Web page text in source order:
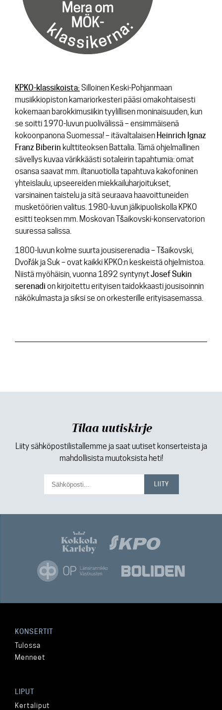
KPKO-klassikoista: Silloinen Keski-Pohjanmaan
musiikkiopiston kamariorkesteri pääsi omakohtaisesti
kokemaan barokkimusiikin tyylillisen moninaisuuden, kun
se soitti 1970-luvun puolivälissä – ensimmäisenä
kokoonpanona Suomessa! – itävaltalaisen Heinrich Ignaz
Franz Biberin kulttiteoksen Battalia. Tämä ohjelmallinen
sävellys kuvaa värikkäästi sotaleirin tapahtumia: omat
osansa saavat mm. iltanuotiolla tapahtuva kakofoninen
yhteislaulu, upseereiden miekkailuharjoitukset,
varsinainen taistelu ja sitä seuraava haavoittuneiden
musketöörien valitus. 1980-luvun jälkipuoliskolla KPKO
esitti teoksen mm. Moskovan Tšaikovski-konservatorion
suuressa salissa.
1800-luvun kolme suurta jousiserenadia – Tšaikovski,
Dvořák ja Suk – ovat kaikki KPKO:n keskeistä ohjelmistoa.
Niistä myöhäisin, vuonna 1892 syntynytJosef Sukin
serenadi on kirjoitettu erityisen taidokkaasti jousisoinnin
näkökulmasta ja siksi se on orkesterille erityisasemassa.
Tilaa uutiskirje
Liity sähköpostilistallemme ja saat uutiset konserteista ja
mahdollisista muutoksista heti!
KONSERTIT
Tulossa
Menneet
LIPUT
Kertaliput